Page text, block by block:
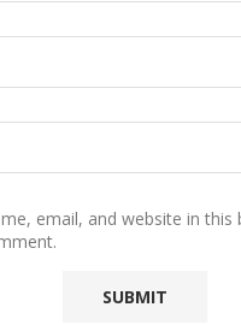
email, and website in